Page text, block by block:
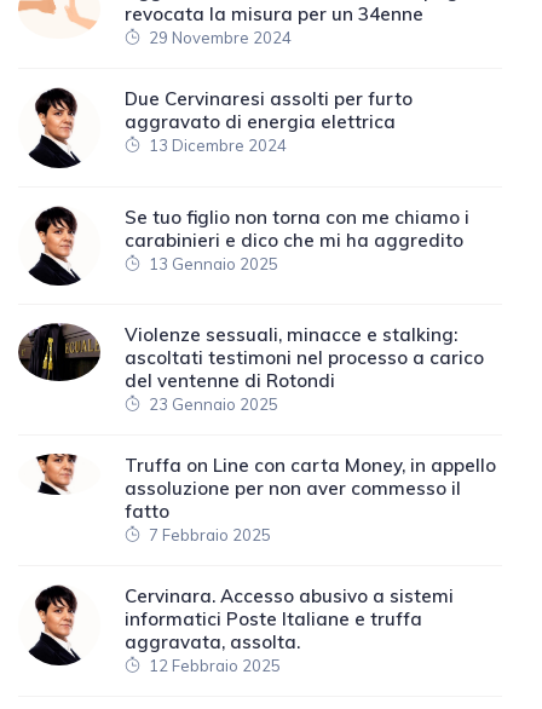
revocata la misura per un 34enne
29 Novembre 2024
Due Cervinaresi assolti per furto
aggravato di energia elettrica
13 Dicembre 2024
Se tuo figlio non torna con me chiamo i
carabinieri e dico che mi ha aggredito
13 Gennaio 2025
Violenze sessuali, minacce e stalking:
ascoltati testimoni nel processo a carico
del ventenne di Rotondi
23 Gennaio 2025
Truffa on Line con carta Money, in appello
assoluzione per non aver commesso il
fatto
7 Febbraio 2025
Cervinara. Accesso abusivo a sistemi
informatici Poste Italiane e truffa
aggravata, assolta.
12 Febbraio 2025